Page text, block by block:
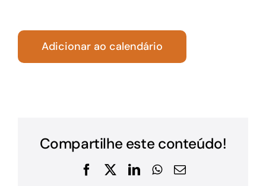
Adicionar ao calendário
Compartilhe este conteúdo!
Facebook
X LinkedInWhatsApp
E-